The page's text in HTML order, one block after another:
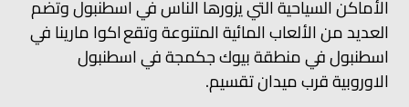
الأماكن السياحية التي يزورها الناس في اسطنبول وتضم
العديد من الألعاب المائية المتنوعة وتقع اكوا مارينا في
اسطنبول في منطقة بيوك جكمجة في اسطنبول
الاوروبية قرب ميدان تقسيم.